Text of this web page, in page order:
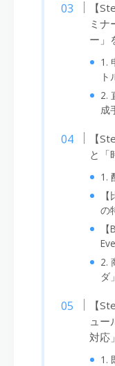
【
ミナ
ー」
1.
2.
成
【
と「
1.
の
2.
ダ
【
ュー
対応」
1.